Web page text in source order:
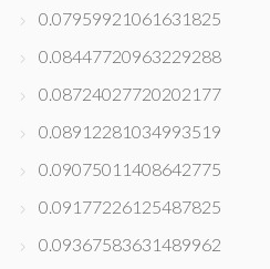
0.07959921061631825
0.08447720963229288
0.08724027720202177
0.08912281034993519
0.09075011408642775
0.09177226125487825
0.09367583631489962